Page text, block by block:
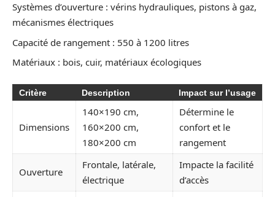
Systèmes d’ouverture : vérins hydrauliques, pistons à gaz,
mécanismes électriques
Capacité de rangement : 550 à 1200 litres
Matériaux : bois, cuir, matériaux écologiques
Critère Description Impact sur l’usage
Dimensions
140×190 cm,
160×200 cm,
180×200 cm
Détermine le
confort et le
rangement
Ouverture
Frontale, latérale,
électrique
Impacte la facilité
d’accès